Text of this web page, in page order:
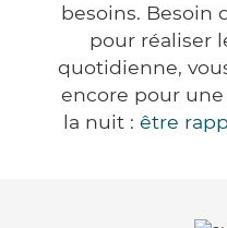
besoins. Besoin
pour réaliser
quotidienne,
encore pour
la nuit : être